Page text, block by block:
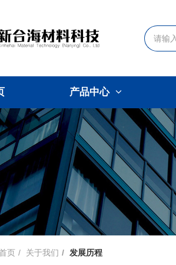
产品中心
页 关于我们 发展历程